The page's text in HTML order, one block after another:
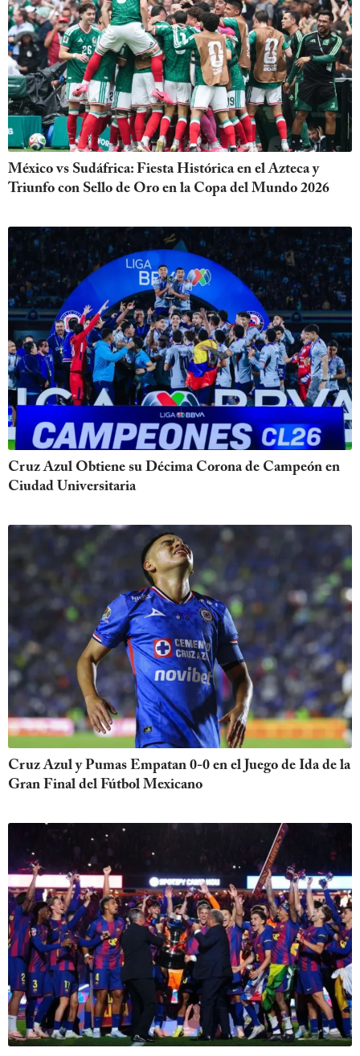
México vs Sudáfrica: Fiesta Histórica en el Azteca y
Triunfo con Sello de Oro en la Copa del Mundo 2026
Cruz Azul Obtiene su Décima Corona de Campeón en
Ciudad Universitaria
Cruz Azul y Pumas Empatan 0-0 en el Juego de Ida de la
Gran Final del Fútbol Mexicano